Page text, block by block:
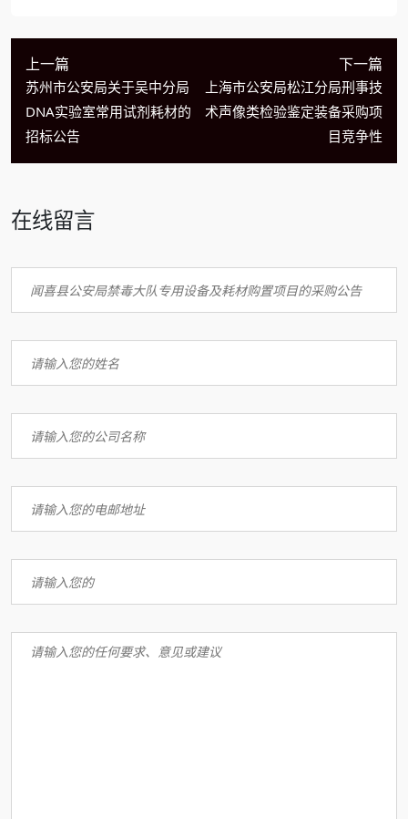
上一篇
苏州市公安局关于吴中分局
DNA实验室常用试剂耗材的
招标公告
下一篇
上海市公安局松江分局刑事技
术声像类检验鉴定装备采购项
目竞争性
在线留言